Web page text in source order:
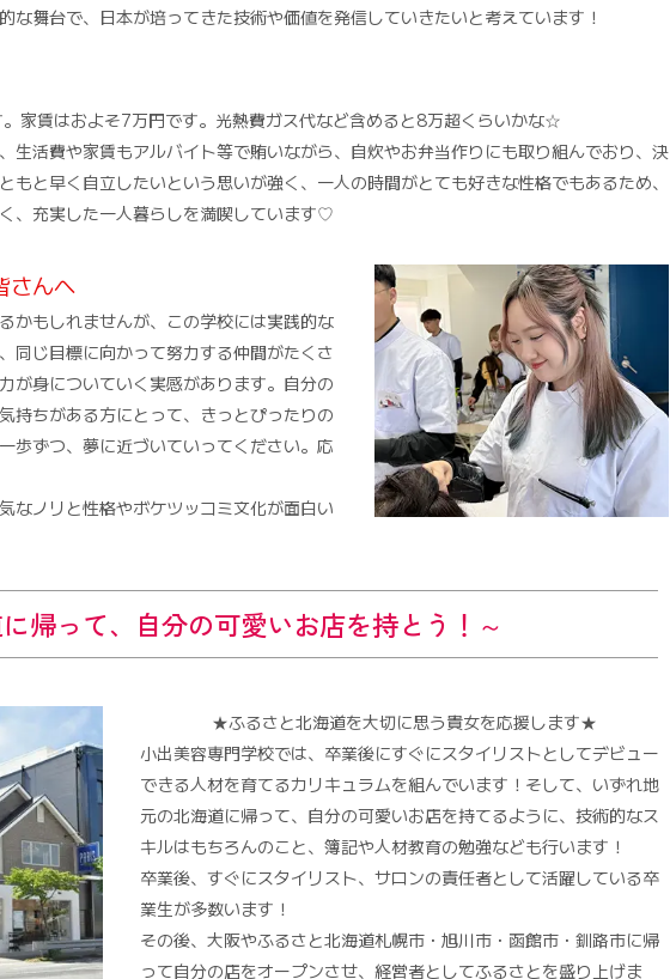
な舞台で、日本が培ってきた技術や価値を発信していきたいと考えています！
家賃はおよそ7万円です。光熱費ガス代など含めると8万超くらいかな☆
生活費や家賃もアルバイト等で賄いながら、自炊やお弁当作りにも取り組んでおり、決
もと早く自立したいという思いが強く、一人の時間がとても好きな性格でもあるため、
、充実した一人暮らしを満喫しています♡
さんへ
かもしれませんが、この学校には実践的な
同じ目標に向かって努力する仲間がたくさ
が身についていく実感があります。自分の
持ちがある方にとって、きっとぴったりの
歩ずつ、夢に近づいていってください。応
なノリと性格やボケツッコミ文化が面白い
に帰って、自分の可愛いお店を持とう！～
★ふるさと北海道を大切に思う貴女を応援します★
小出美容専門学校では、卒業後にすぐにスタイリストとしてデビュー
できる人材を育てるカリキュラムを組んでいます！そして、いずれ地
元の北海道に帰って、自分の可愛いお店を持てるように、技術的なス
キルはもちろんのこと、簿記や人材教育の勉強なども行います！
卒業後、すぐにスタイリスト、サロンの責任者として活躍している卒
業生が多数います！
その後、大阪やふるさと北海道札幌市・旭川市・函館市・釧路市に帰
って自分の店をオープンさせ、経営者としてふるさとを盛り上げま